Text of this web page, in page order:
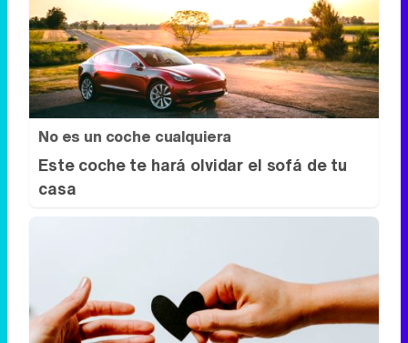
No es un coche cualquiera
Este coche te hará olvidar el sofá de tu
casa